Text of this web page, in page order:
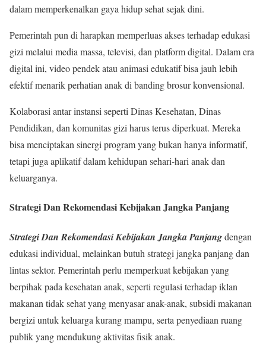
dalam memperkenalkan gaya hidup sehat sejak dini.
Pemerintah pun di harapkan memperluas akses terhadap edukasi
gizi melalui media massa, televisi, dan platform digital. Dalam era
digital ini, video pendek atau animasi edukatif bisa jauh lebih
efektif menarik perhatian anak di banding brosur konvensional.
Kolaborasi antar instansi seperti Dinas Kesehatan, Dinas
Pendidikan, dan komunitas gizi harus terus diperkuat. Mereka
bisa menciptakan sinergi program yang bukan hanya informatif,
tetapi juga aplikatif dalam kehidupan sehari-hari anak dan
keluarganya.
Strategi Dan Rekomendasi Kebijakan Jangka Panjang
Strategi Dan Rekomendasi Kebijakan Jangka Panjangdengan
edukasi individual, melainkan butuh strategi jangka panjang dan
lintas sektor. Pemerintah perlu memperkuat kebijakan yang
berpihak pada kesehatan anak, seperti regulasi terhadap iklan
makanan tidak sehat yang menyasar anak-anak, subsidi makanan
bergizi untuk keluarga kurang mampu, serta penyediaan ruang
publik yang mendukung aktivitas fisik anak.